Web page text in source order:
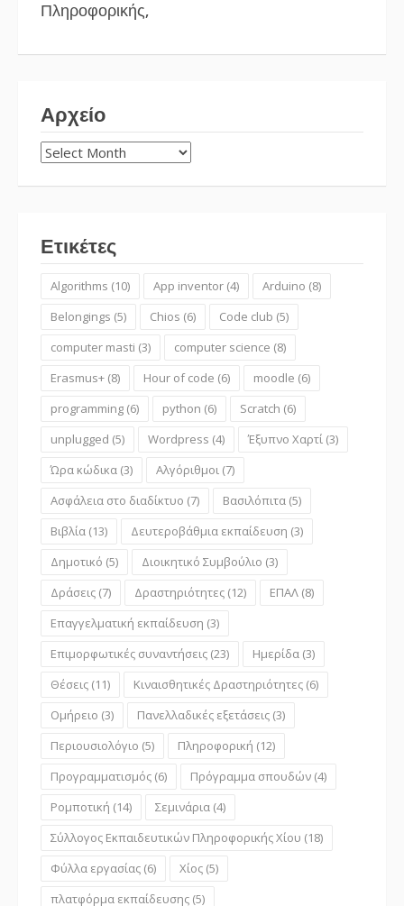
Πληροφορικής,
Αρχείο
Αρχείο
Ετικέτες
Algorithms (10) App inventor (4) Arduino (8)
Belongings (5) Chios (6) Code club (5)
computer masti (3) computer science (8)
Erasmus+ (8) Hour of code (6) moodle (6)
programming (6) python (6) Scratch (6)
unplugged (5) Wordpress (4) Έξυπνο Χαρτί (3)
Ώρα κώδικα (3) Αλγόριθμοι (7)
Ασφάλεια στο διαδίκτυο (7) Βασιλόπιτα (5)
Βιβλία (13) Δευτεροβάθμια εκπαίδευση (3)
Δημοτικό (5) Διοικητικό Συμβούλιο (3)
Δράσεις (7) Δραστηριότητες (12) ΕΠΑΛ (8)
Επαγγελματική εκπαίδευση (3)
Επιμορφωτικές συναντήσεις (23) Ημερίδα (3)
Θέσεις (11) Κιναισθητικές Δραστηριότητες (6)
Ομήρειο (3) Πανελλαδικές εξετάσεις (3)
Περιουσιολόγιο (5) Πληροφορική (12)
Προγραμματισμός (6) Πρόγραμμα σπουδών (4)
Ρομποτική (14) Σεμινάρια (4)
Σύλλογος Εκπαιδευτικών Πληροφορικής Χίου (18)
Φύλλα εργασίας (6) Χίος (5)
πλατφόρμα εκπαίδευσης (5)